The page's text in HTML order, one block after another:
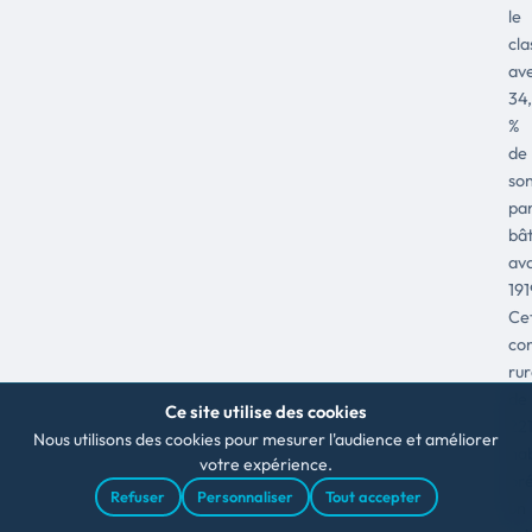
le
%
de
Ce site utilise des cookies
Nous utilisons des cookies pour mesurer l'audience et améliorer
votre expérience.
Refuser Personnaliser Tout accepter